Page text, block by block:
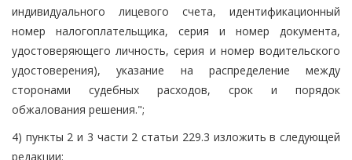
индивидуального лицевого счета, идентификационный
номер налогоплательщика, серия и номер документа,
удостоверяющего личность, серия и номер водительского
удостоверения), указание на распределение между
сторонами судебных расходов, срок и порядок
обжалования решения.";
4) пункты 2 и 3 части 2 статьи 229.3 изложить в следующей
редакции: